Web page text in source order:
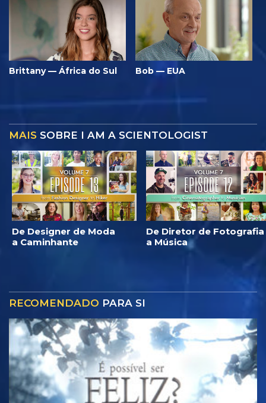
Brittany — África do Sul Bob — EUA
MAIS SOBRE I AM A SCIENTOLOGIST
De Designer de Moda
a Caminhante
De Diretor de Fotografia
a Música
RECOMENDADO PARA SI